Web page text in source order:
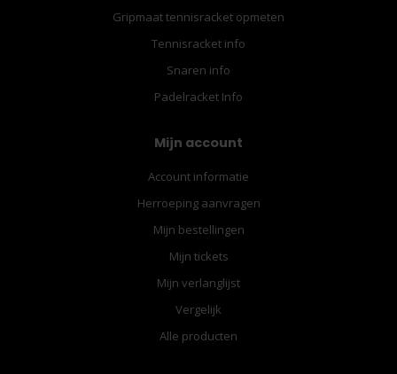
Gripmaat tennisracket opmeten
Tennisracket info
Snaren info
Padelracket Info
Mijn account
Account informatie
Herroeping aanvragen
Mijn bestellingen
Mijn tickets
Mijn verlanglijst
Vergelijk
Alle producten